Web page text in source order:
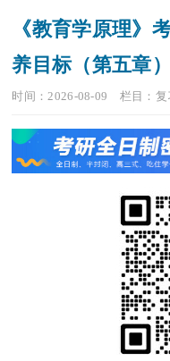
《教育学原理》
养目标（第五章）
时间：2026-08-09 栏目： 复